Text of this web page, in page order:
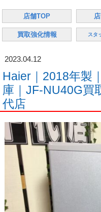
店舗TOP
買取強化情報 スタ
2023.04.12
Haier｜2018年製
庫｜JF-NU40G買
代店